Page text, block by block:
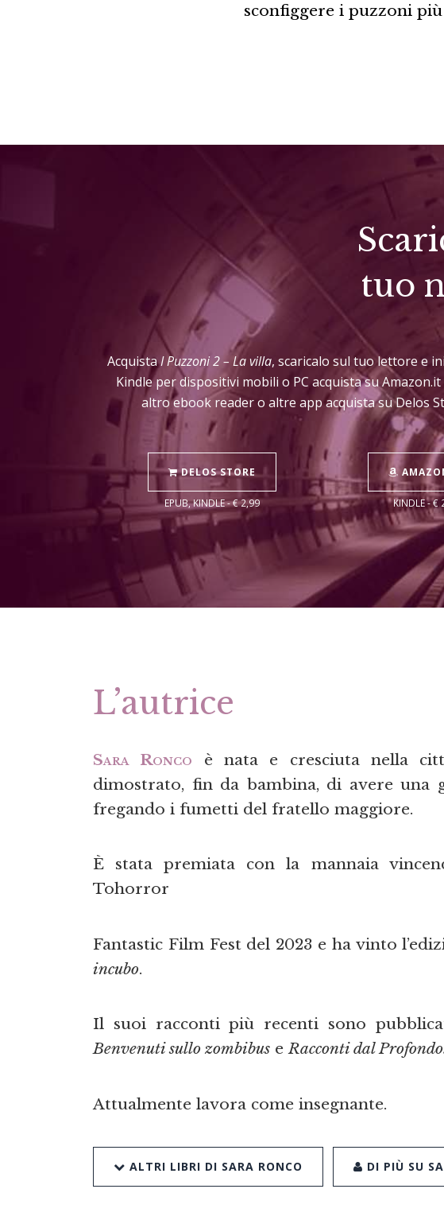
sconfiggere i puzzoni
tuo
AcquistaI Puzzoni 2 – La villa, scaricalo sul tuo lettore e
Kindle per dispositivi mobili o PC acquista su
altro ebook reader o altre app acquista su Delos
DELOS STORE
EPUB, KINDLE - € 2,99 KINDLE - €
L’autrice
Sara Ronco è nata e cresciuta nella
dimostrato, fin da bambina, di avere una
fregando i fumetti del fratello maggiore.
È stata premiata con la mannaia
Tohorror
Fantastic Film Fest del 2023 e ha vinto
incubo.
Il suoi racconti più recenti sono
Benvenuti sullo zombibus eRacconti dal
Attualmente lavora come insegnante.
ALTRI LIBRI DI SARA RONCO DI PIÙ SU